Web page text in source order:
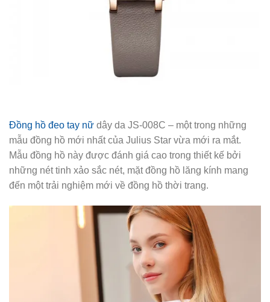
Đồng hồ đeo tay nữ dây da JS-008C – một trong những
mẫu đồng hồ mới nhất của Julius Star vừa mới ra mắt.
Mẫu đồng hồ này được đánh giá cao trong thiết kế bởi
những nét tinh xảo sắc nét, mặt đồng hồ lăng kính mang
đến một trải nghiệm mới về đồng hồ thời trang.